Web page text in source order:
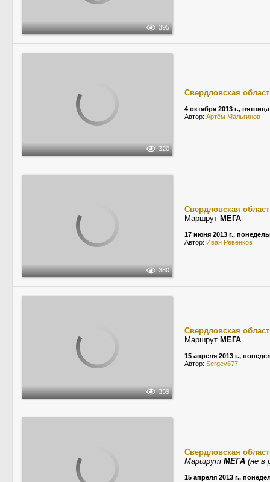
395
320
Свердловская
4 октября 2013 г., пятница
Автор: Артём Мальгинов
380
Свердловская
Маршрут МЕГА
17 июня 2013 г.,
Автор: Иван Ревенков
359
Свердловская
Маршрут МЕГА
15 апреля 2013 г.,
Автор: Sergey677
Свердловская
Маршрут МЕГА (не в
15 апреля 2013 г.,